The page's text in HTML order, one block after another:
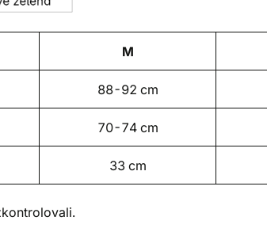
M
88-92 cm
70-74 cm
33 cm